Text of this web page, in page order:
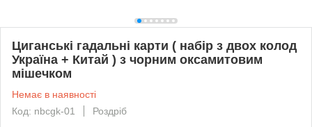
Циганські гадальні карти ( набір з двох колод
Україна + Китай ) з чорним оксамитовим
мішечком
Немає в наявності
Код: nbcgk-01
Роздріб